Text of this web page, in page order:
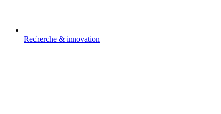
Recherche & innovation